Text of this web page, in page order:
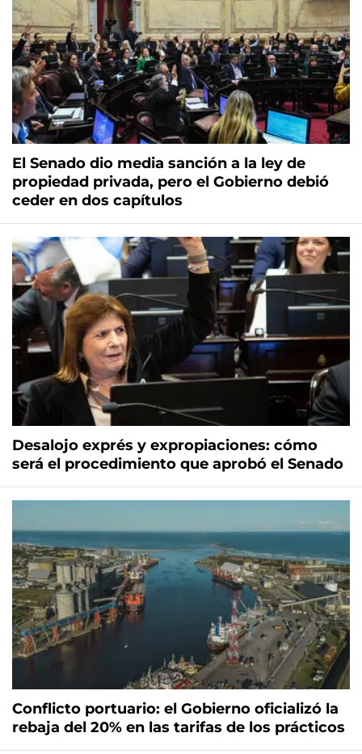
El Senado dio media sanción a la ley de
propiedad privada, pero el Gobierno debió
ceder en dos capítulos
Desalojo exprés y expropiaciones: cómo
será el procedimiento que aprobó el Senado
Conflicto portuario: el Gobierno oficializó la
rebaja del 20% en las tarifas de los prácticos